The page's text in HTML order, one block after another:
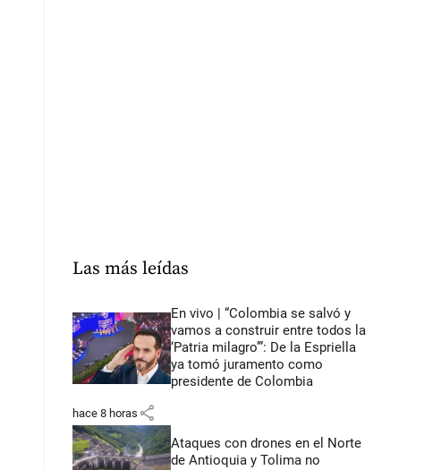
Las más leídas
En vivo | “Colombia se salvó y
vamos a construir entre todos la
‘Patria milagro’”: De la Espriella
ya tomó juramento como
presidente de Colombia
hace 8 horas share
Ataques con drones en el Norte
de Antioquia y Tolima no